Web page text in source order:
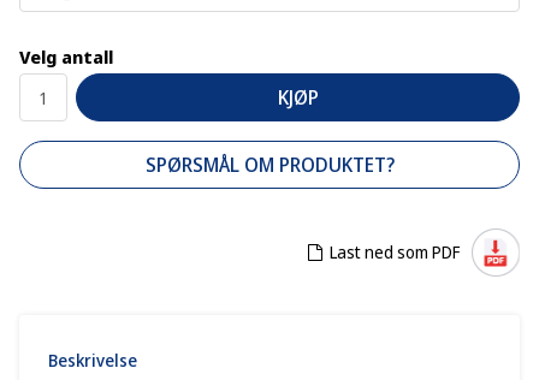
Velg antall
KJØP
SPØRSMÅL OM PRODUKTET?
Last ned som PDF
Beskrivelse